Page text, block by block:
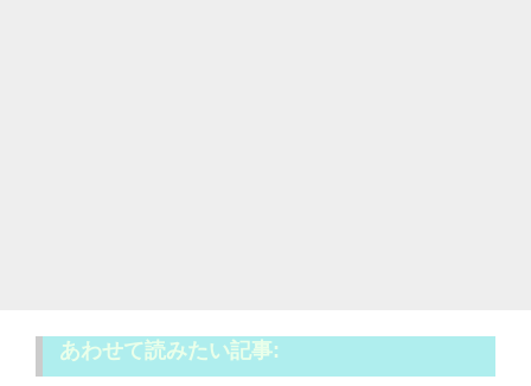
あわせて読みたい記事: